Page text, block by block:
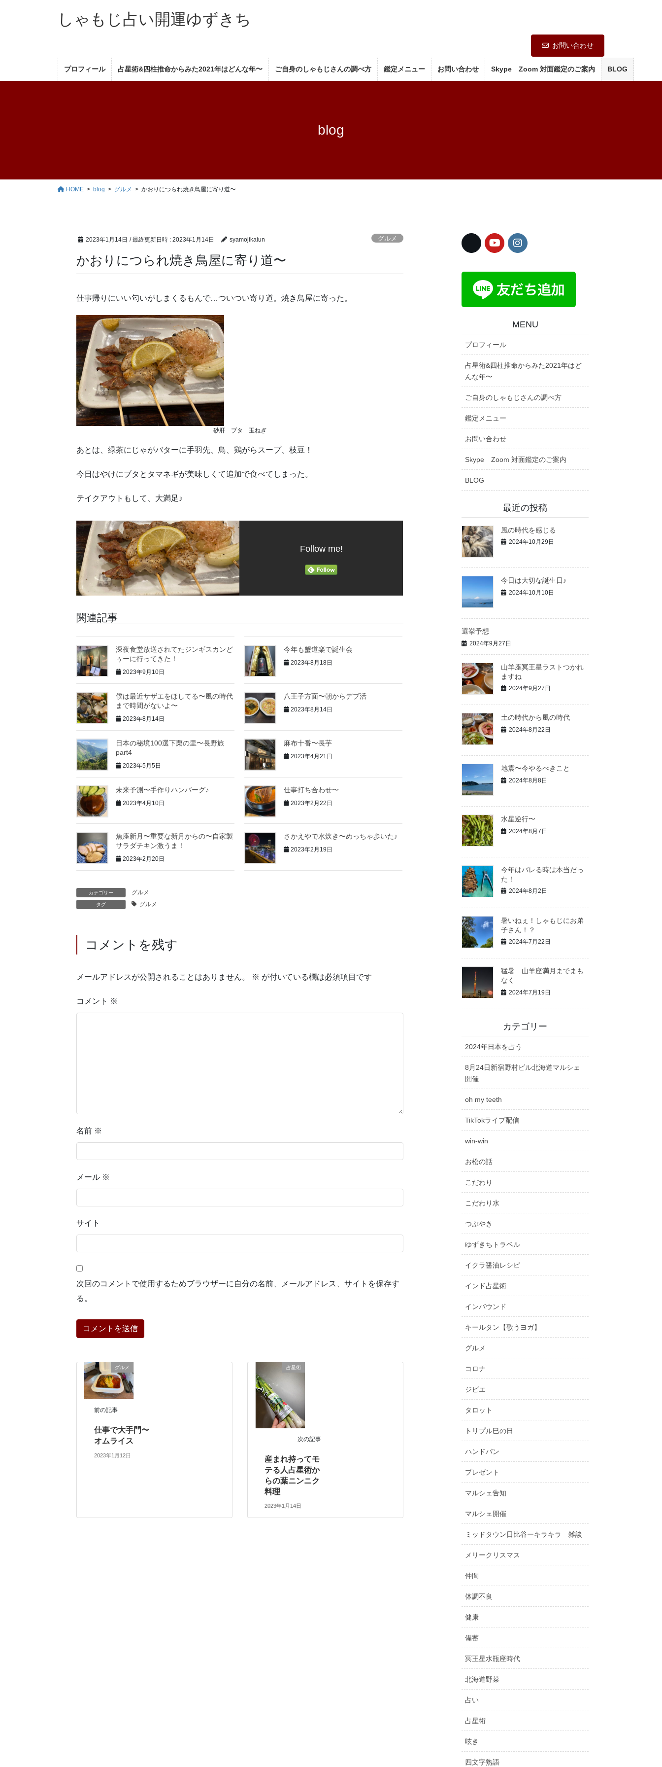
しゃもじ占い開運ゆずきち
お問い合わせ
プロフィール 占星術&四柱推命からみた2021年はどんな年〜 ご自身のしゃもじさんの調べ方 鑑定メニュー お問い合わせ Skype Zoom 対面鑑定のご案内 BLOG
blog
HOME blog グルメ かおりにつられ焼き鳥屋に寄り道〜
2023年1月14日 / 最終更新日時 :2023年1月14日 syamojikaiun グルメ
かおりにつられ焼き鳥屋に寄り道〜
仕事帰りにいい匂いがしまくるもんで…ついつい寄り道。焼き鳥屋に寄った。
砂肝 ブタ 玉ねぎ
あとは、緑茶にじゃがバターに手羽先、鳥、鶏がらスープ、枝豆！
今日はやけにブタとタマネギが美味しくて追加で食べてしまった。
テイクアウトもして、大満足♪
Follow me!
関連記事
深夜食堂放送されてたジンギスカンど
ぅーに行ってきた！
2023年9月10日
今年も蟹道楽で誕生会
2023年8月18日
僕は最近サザエをほしてる〜風の時代
まで時間がないよ〜
2023年8月14日
八王子方面〜朝からデブ活
2023年8月14日
日本の秘境100選下栗の里〜長野旅
part4
2023年5月5日
麻布十番〜長芋
2023年4月21日
未来予測〜手作りハンバーグ♪
2023年4月10日
仕事打ち合わせ〜
2023年2月22日
魚座新月〜重要な新月からの〜自家製
サラダチキン激うま！
2023年2月20日
さかえやで水炊き〜めっちゃ歩いた♪
2023年2月19日
カテゴリー グルメ
タグ グルメ
コメントを残す
メールアドレスが公開されることはありません。 ※ が付いている欄は必須項目です
コメント ※
名前 ※
メール ※
サイト
次回のコメントで使用するためブラウザーに自分の名前、メールアドレス、サイトを保存す
る。
グルメ
前の記事
仕事で大手門〜
オムライス
2023年1月12日
占星術
次の記事
産まれ持ってモ
テる人占星術か
らの葉ニンニク
料理
2023年1月14日
MENU
プロフィール
占星術&四柱推命からみた2021年はど
んな年〜
ご自身のしゃもじさんの調べ方
鑑定メニュー
お問い合わせ
Skype Zoom 対面鑑定のご案内
BLOG
最近の投稿
風の時代を感じる
2024年10月29日
今日は大切な誕生日♪
2024年10月10日
選挙予想
2024年9月27日
山羊座冥王星ラストつかれ
ますね
2024年9月27日
土の時代から風の時代
2024年8月22日
地震〜今やるべきこと
2024年8月8日
水星逆行〜
2024年8月7日
今年はバレる時は本当だっ
た！
2024年8月2日
暑いねぇ！しゃもじにお弟
子さん！？
2024年7月22日
猛暑…山羊座満月までまも
なく
2024年7月19日
カテゴリー
2024年日本を占う
8月24日新宿野村ビル北海道マルシェ
開催
oh my teeth
TikTokライブ配信
win-win
お松の話
こだわり
こだわり水
つぶやき
ゆずきちトラベル
イクラ醤油レシピ
インド占星術
インバウンド
キールタン【歌うヨガ】
グルメ
コロナ
ジビエ
タロット
トリプル巳の日
ハンドパン
プレゼント
マルシェ告知
マルシェ開催
ミッドタウン日比谷ーキラキラ 雑談
メリークリスマス
仲間
体調不良
健康
備蓄
冥王星水瓶座時代
北海道野菜
占い
占星術
呟き
四文字熟語